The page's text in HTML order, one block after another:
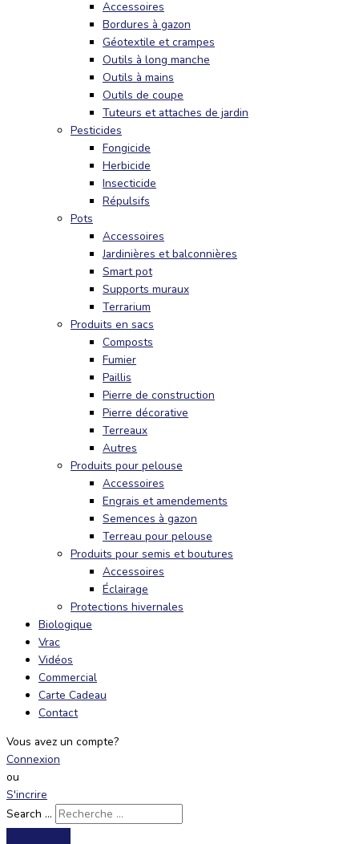
Accessoires
Bordures à gazon
Géotextile et crampes
Outils à long manche
Outils à mains
Outils de coupe
Tuteurs et attaches de jardin
Pesticides
Fongicide
Herbicide
Insecticide
Répulsifs
Pots
Accessoires
Jardinières et balconnières
Smart pot
Supports muraux
Terrarium
Produits en sacs
Composts
Fumier
Paillis
Pierre de construction
Pierre décorative
Terreaux
Autres
Produits pour pelouse
Accessoires
Engrais et amendements
Semences à gazon
Terreau pour pelouse
Produits pour semis et boutures
Accessoires
Éclairage
Protections hivernales
Biologique
Vrac
Vidéos
Commercial
Carte Cadeau
Contact
Vous avez un compte?
Connexion
ou
S'incrire
Search ...